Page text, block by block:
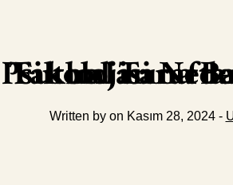
Futbol Taraftarlarının Psikolojisi Neden
Written by on Kasım 28, 2024 -